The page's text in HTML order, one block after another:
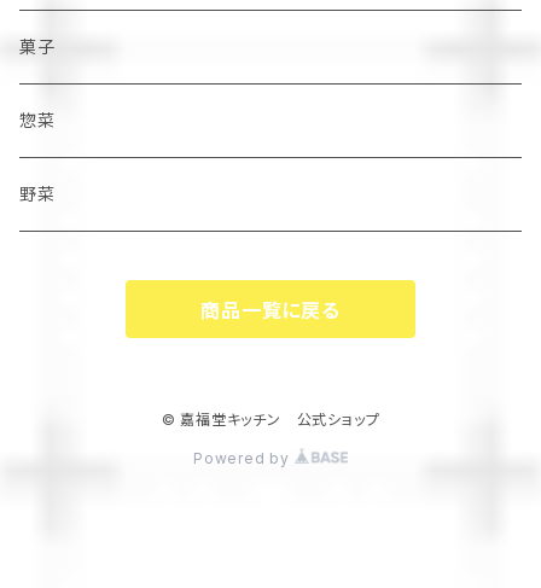
菓子
惣菜
野菜
商品一覧に戻る
© 嘉福堂キッチン 公式ショップ
Powered by